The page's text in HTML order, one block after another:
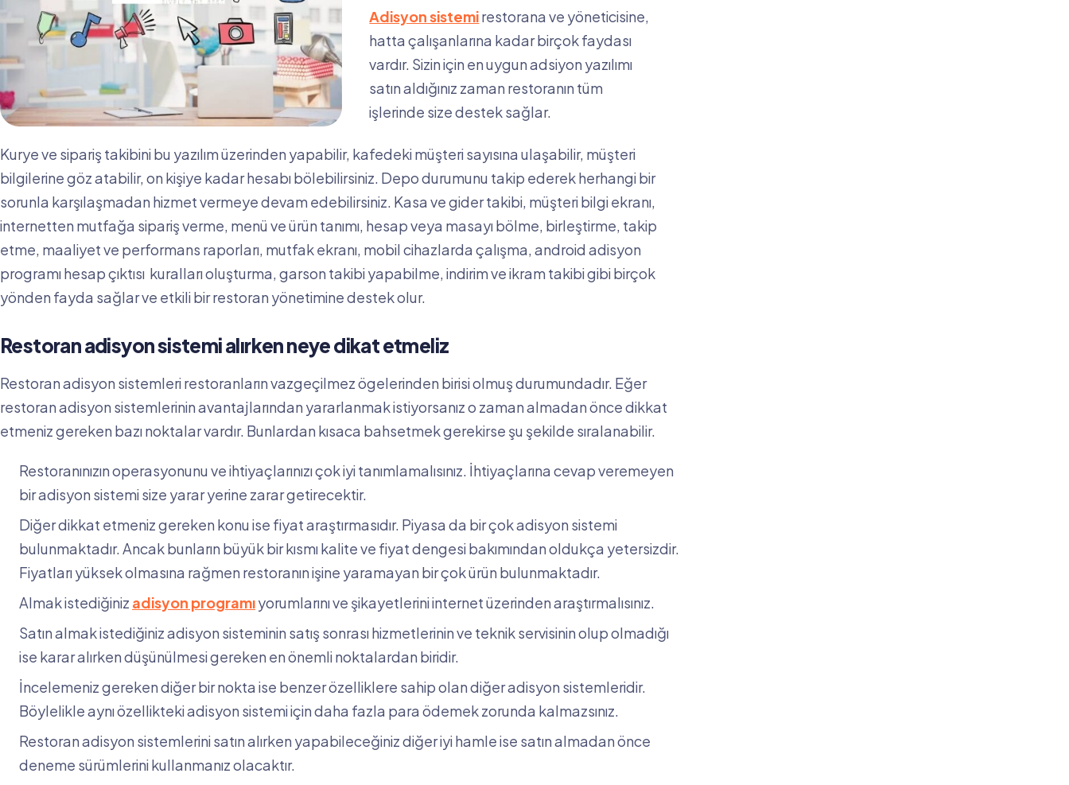
Adisyon sistemirestorana ve yöneticisine,
hatta çalışanlarına kadar birçok faydası
vardır. Sizin için en uygun adsiyon yazılımı
satın aldığınız zaman restoranın tüm
işlerinde size destek sağlar.
Kurye ve sipariş takibini bu yazılım üzerinden yapabilir, kafedeki müşteri sayısına ulaşabilir, müşteri
bilgilerine göz atabilir, on kişiye kadar hesabı bölebilirsiniz. Depo durumunu takip ederek herhangi bir
sorunla karşılaşmadan hizmet vermeye devam edebilirsiniz. Kasa ve gider takibi, müşteri bilgi ekranı,
internetten mutfağa sipariş verme, menü ve ürün tanımı, hesap veya masayı bölme, birleştirme, takip
etme, maaliyet ve performans raporları, mutfak ekranı, mobil cihazlarda çalışma, android adisyon
programı hesap çıktısı kuralları oluşturma, garson takibi yapabilme, indirim ve ikram takibi gibi birçok
yönden fayda sağlar ve etkili bir restoran yönetimine destek olur.
Restoran adisyon sistemi alırken neye dikat etmeliz
Restoran adisyon sistemleri restoranların vazgeçilmez ögelerinden birisi olmuş durumundadır. Eğer
restoran adisyon sistemlerinin avantajlarından yararlanmak istiyorsanız o zaman almadan önce dikkat
etmeniz gereken bazı noktalar vardır. Bunlardan kısaca bahsetmek gerekirse şu şekilde sıralanabilir.
Restoranınızın operasyonunu ve ihtiyaçlarınızı çok iyi tanımlamalısınız. İhtiyaçlarına cevap veremeyen
bir adisyon sistemi size yarar yerine zarar getirecektir.
Diğer dikkat etmeniz gereken konu ise fiyat araştırmasıdır. Piyasa da bir çok adisyon sistemi
bulunmaktadır. Ancak bunların büyük bir kısmı kalite ve fiyat dengesi bakımından oldukça yetersizdir.
Fiyatları yüksek olmasına rağmen restoranın işine yaramayan bir çok ürün bulunmaktadır.
Almak istediğiniz adisyon programıyorumlarını ve şikayetlerini internet üzerinden araştırmalısınız.
Satın almak istediğiniz adisyon sisteminin satış sonrası hizmetlerinin ve teknik servisinin olup olmadığı
ise karar alırken düşünülmesi gereken en önemli noktalardan biridir.
İncelemeniz gereken diğer bir nokta ise benzer özelliklere sahip olan diğer adisyon sistemleridir.
Böylelikle aynı özellikteki adisyon sistemi için daha fazla para ödemek zorunda kalmazsınız.
Restoran adisyon sistemlerini satın alırken yapabileceğiniz diğer iyi hamle ise satın almadan önce
deneme sürümlerini kullanmanız olacaktır.